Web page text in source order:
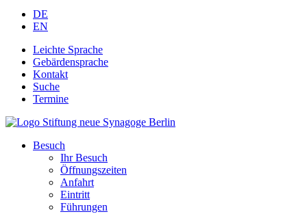
DE
EN
Leichte Sprache
Gebärdensprache
Kontakt
Suche
Termine
Besuch
Ihr Besuch
Öffnungszeiten
Anfahrt
Eintritt
Führungen